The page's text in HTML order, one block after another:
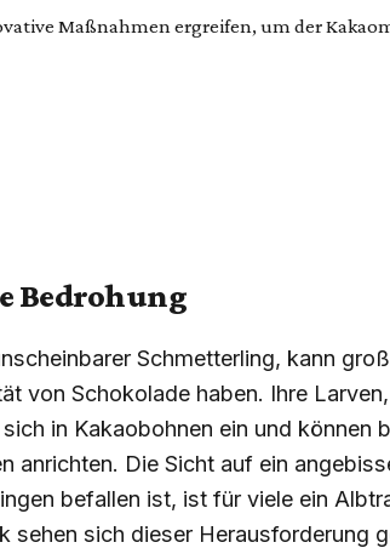
Maßnahmen ergreifen, um der
Bedrohung
Schmetterling, kann
von Schokolade haben. Ihre
in Kakaobohnen ein und können
anrichten. Die Sicht auf ein
befallen ist, ist für viele ein
sehen sich dieser Herausforderung